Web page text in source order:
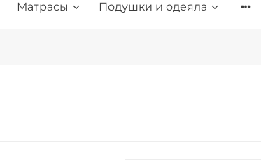
Матрасы Подушки и одеяла